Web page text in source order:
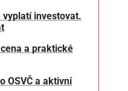
vyplatí investovat.
a praktické
OSVČ a aktivní